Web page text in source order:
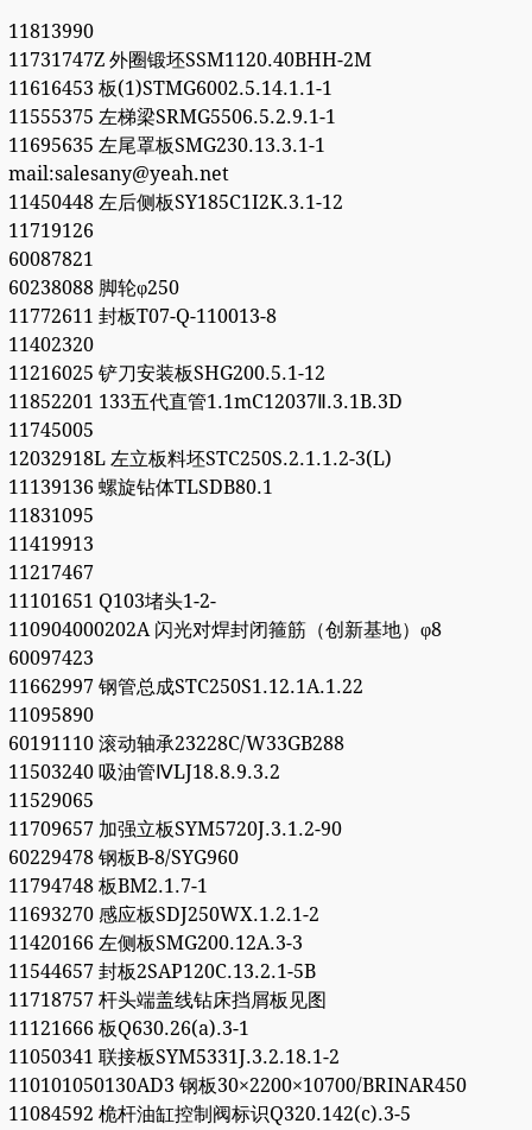
11813990
11731747Z 外圈锻坯SSM1120.40BHH-2M
11616453 板(1)STMG6002.5.14.1.1-1
11555375 左梯梁SRMG5506.5.2.9.1-1
11695635 左尾罩板SMG230.13.3.1-1
mail:salesany@yeah.net
11450448 左后侧板SY185C1I2K.3.1-12
11719126
60087821
60238088 脚轮φ250
11772611 封板T07-Q-110013-8
11402320
11216025 铲刀安装板SHG200.5.1-12
11852201 133五代直管1.1mC12037Ⅱ.3.1B.3D
11745005
12032918L 左立板料坯STC250S.2.1.1.2-3(L)
11139136 螺旋钻体TLSDB80.1
11831095
11419913
11217467
11101651 Q103堵头1-2-
110904000202A 闪光对焊封闭箍筋（创新基地）φ8
60097423
11662997 钢管总成STC250S1.12.1A.1.22
11095890
60191110 滚动轴承23228C/W33GB288
11503240 吸油管ⅣLJ18.8.9.3.2
11529065
11709657 加强立板SYM5720J.3.1.2-90
60229478 钢板B-8/SYG960
11794748 板BM2.1.7-1
11693270 感应板SDJ250WX.1.2.1-2
11420166 左侧板SMG200.12A.3-3
11544657 封板2SAP120C.13.2.1-5B
11718757 杆头端盖线钻床挡屑板见图
11121666 板Q630.26(a).3-1
11050341 联接板SYM5331J.3.2.18.1-2
110101050130AD3 钢板30×2200×10700/BRINAR450
11084592 桅杆油缸控制阀标识Q320.142(c).3-5